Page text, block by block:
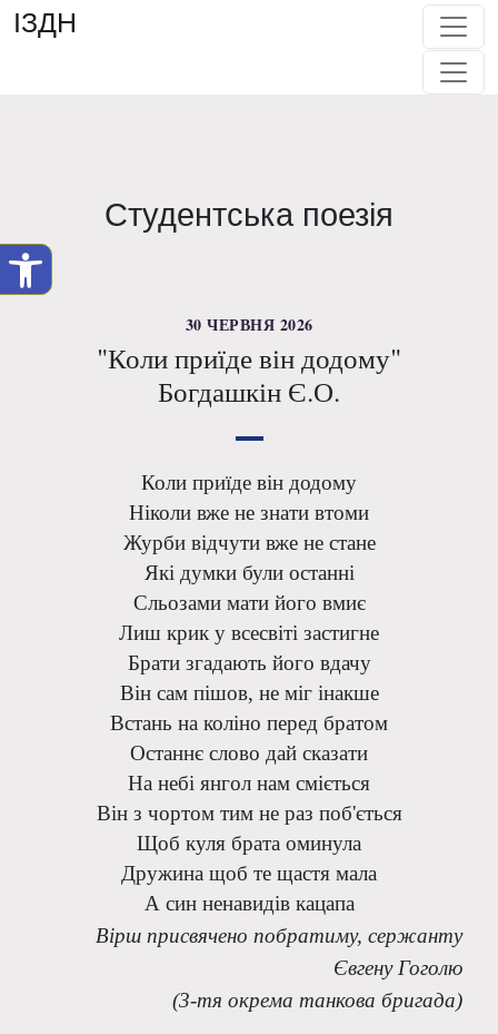
ІЗДН
Студентська поезія
30 ЧЕРВНЯ 2026
"Коли приїде він додому"
Богдашкін Є.О.
Коли приїде він додому
Ніколи вже не знати втоми
Журби відчути вже не стане
Які думки були останні
Сльозами мати його вмиє
Лиш крик у всесвіті застигне
Брати згадають його вдачу
Він сам пішов, не міг інакше
Встань на коліно перед братом
Останнє слово дай сказати
На небі янгол нам сміється
Він з чортом тим не раз поб'ється
Щоб куля брата оминула
Дружина щоб те щастя мала
А син ненавидів кацапа
Вірш присвячено побратиму, сержанту
Євгену Гоголю
(3-тя окрема танкова бригада)